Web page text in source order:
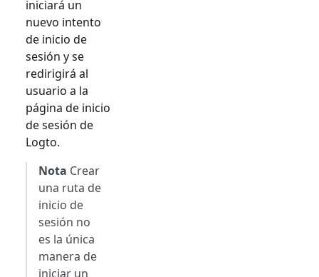
iniciará un
nuevo intento
de inicio de
sesión y se
redirigirá al
usuario a la
página de inicio
de sesión de
Logto.
Nota Crear
una ruta de
inicio de
sesión no
es la única
manera de
iniciar un